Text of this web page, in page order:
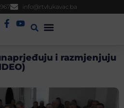
info@rtvlukavac.ba
i razmjenjuju